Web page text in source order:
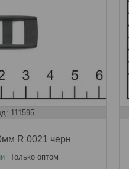
111595
R 0021 черн
Только оптом